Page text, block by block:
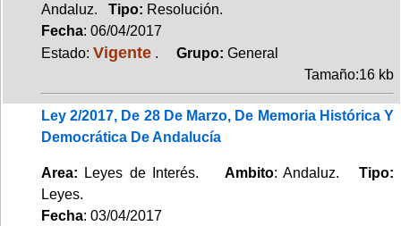
Andaluz. Tipo: Resolución.
Fecha: 06/04/2017
Estado: Vigente . Grupo: General
Tamaño:16 kb
Ley 2/2017, De 28 De Marzo, De Memoria Histórica Y
Democrática De Andalucía
Area: Leyes de Interés. Ambito: Andaluz.Tipo:
Leyes.
Fecha: 03/04/2017